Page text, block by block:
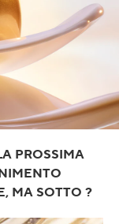
PROSSIMA
MA SOTTO ?